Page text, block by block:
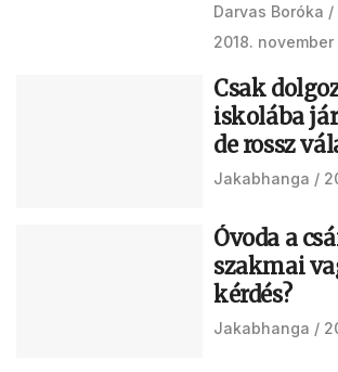
Darvas Boróka
2018. november
Csak
iskolába
de rossz
Jakabhanga
Óvoda a
szakmai
kérdés?
Jakabhanga